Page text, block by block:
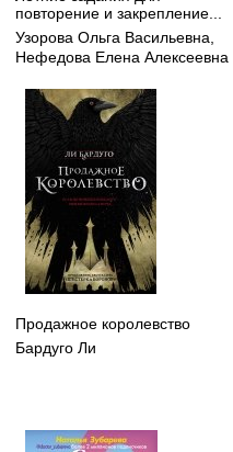
повторение и закрепление...
Узорова Ольга Васильевна
Нефедова Елена Алексеевна
Продажное королевство
Бардуго Ли